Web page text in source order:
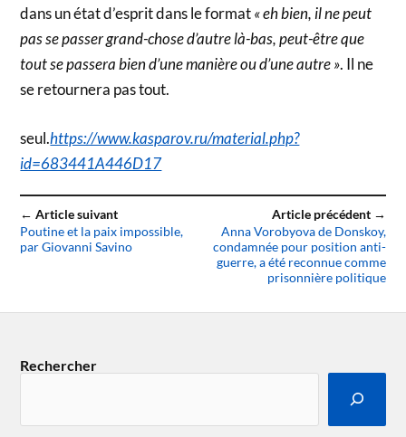
dans un état d’esprit dans le format« eh bien, il ne peut
pas se passer grand-chose d’autre là-bas, peut-être que
tout se passera bien d’une manière ou d’une autre ». Il ne
se retournera pas tout.
seul.https://www.kasparov.ru/material.php?
id=683441A446D17
← Article suivant
Poutine et la paix impossible,
par Giovanni Savino
Article précédent →
Anna Vorobyova de Donskoy,
condamnée pour position anti-
guerre, a été reconnue comme
prisonnière politique
Rechercher